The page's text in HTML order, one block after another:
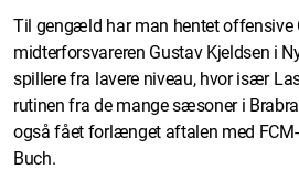
Til gengæld har man hentet offensive
midterforsvareren Gustav Kjeldsen i
spillere fra lavere niveau, hvor især
rutinen fra de mange sæsoner i
også fået forlænget aftalen med
Buch.